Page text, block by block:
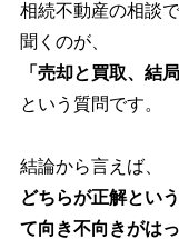
相続不動産の相談
聞くのが、
「売却と買取、結
という質問です。
結論から言えば、
どちらが正解とい
て向き不向きがは